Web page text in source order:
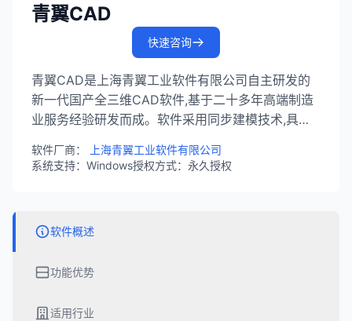
青翼CAD
快速咨询
青翼CAD是上海青翼工业软件有限公司自主研发的
新一代国产全三维CAD软件,基于二十多年高端制造
业服务经验研发而成。软件采用同步建模技术,具备
金设计、工程图绘制等功能,广泛应用于机械制造、
软件厂商：
上海青翼工业软件有限公司
系统支持：Windows授权方式：永久授权
软件概述
功能优势
适用行业